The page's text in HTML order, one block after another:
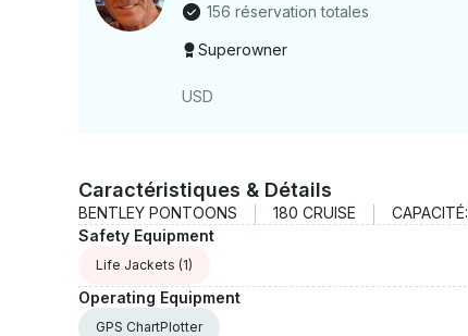
156 réservation totales
Superowner
USD
Caractéristiques & Détails
BENTLEY PONTOONS 180 CRUISE CAPACITÉ:
Safety Equipment
Life Jackets (1)
Operating Equipment
GPS ChartPlotter